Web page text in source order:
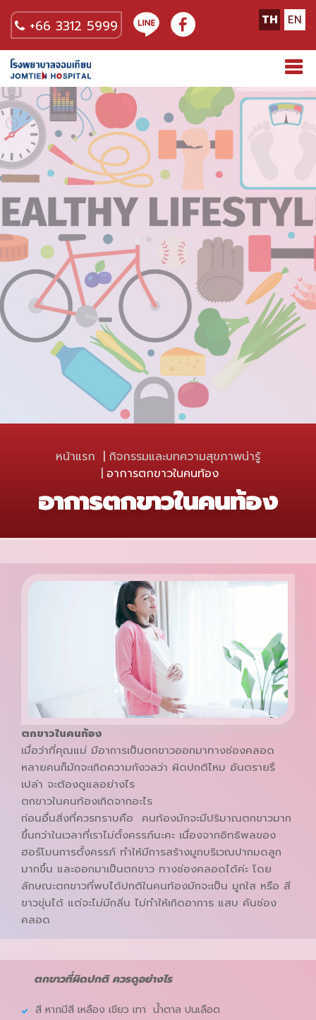
+66 3312 5999 TH EN
หน้าแรก
กิจกรรมและบทความสุขภาพน่ารู้
อาการตกขาวในคนท้อง
อาการตกขาวในคนท้อง
ตกขาวในคนท้อง
เมื่อว่าที่คุณแม่ มีอาการเป็นตกขาวออกมาทางช่องคลอด
หลายคนก็มักจะเกิดความกังวลว่า ผิดปกติไหม อันตรายรึ
เปล่า จะต้องดูแลอย่างไร
ตกขาวในคนท้องเกิดจากอะไร
ก่อนอื่นสิ่งที่ควรทราบคือ คนท้องมักจะมีปริมาณตกขาวมาก
ขึ้นกว่าในเวลาที่เราไม่ตั้งครรภ์นะคะ เนื่องจากอิทธิพลของ
ฮอร์โมนการตั้งครรภ์ ทำให้มีการสร้างมูกบริเวณปากมดลูก
มากขึ้น และออกมาเป็นตกขาว ทางช่องคลอดได้ค่ะ โดย
ลักษณะตกขาวที่พบได้ปกติในคนท้องมักจะเป็น มูกใส หรือ สี
ขาวขุ่นได้ แต่จะไม่มีกลิ่น ไม่ทำให้เกิดอาการ แสบ คันช่อง
คลอด
ตกขาวที่ผิดปกติ ควรดูอย่างไร
สี หากมีสี เหลือง เขียว เทา น้ำตาล ปนเลือด